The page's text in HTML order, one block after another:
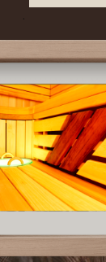
.